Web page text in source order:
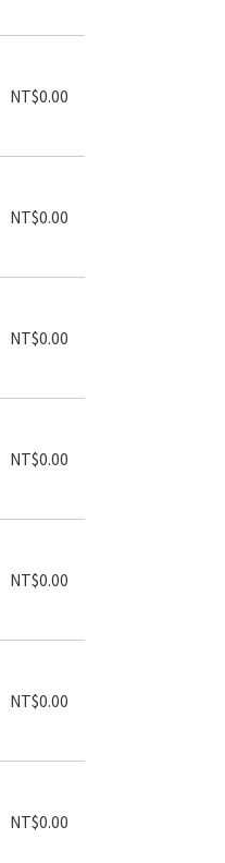
NT$0.00
NT$0.00
NT$0.00
NT$0.00
NT$0.00
NT$0.00
NT$0.00